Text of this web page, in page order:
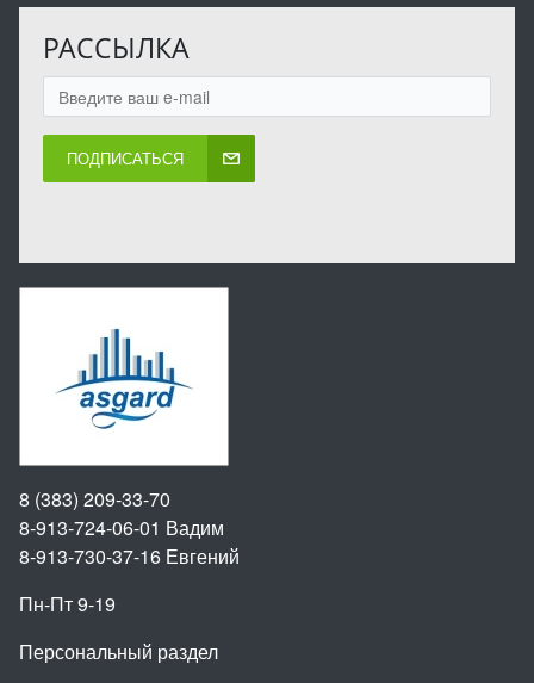
РАССЫЛКА
ПОДПИСАТЬСЯ
8 (383) 209-33-70
8-913-724-06-01 Вадим
8-913-730-37-16 Евгений
Пн-Пт 9-19
Персональный раздел